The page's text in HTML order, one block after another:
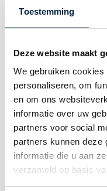
Toestemming
Deze website maakt
We gebruiken
personaliseren, om
en om ons
informatie over uw
partners voor social
partners kunnen deze
informatie die u aan
verzameld op basis